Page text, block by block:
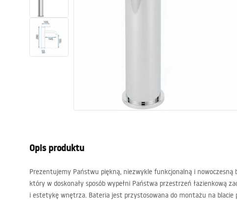
Wanny i parawany
Baterie
Akcesoria i meble łazienkowe
Opis produktu
Prezentujemy Państwu piękną, niezwykle funkcjonalną i
który w doskonały sposób wypełni Państwa przestrzeń łazienkową
i estetykę wnętrza. Bateria jest przystosowana do montażu na blacie